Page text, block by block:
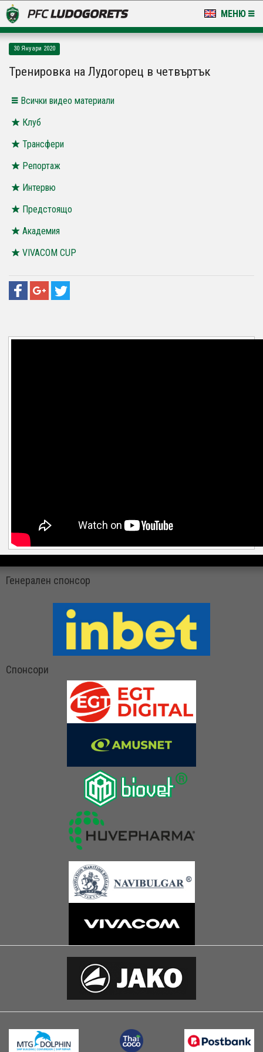
МЕНЮ
LUDOGORETS TV
СТАДИОН & БАЗИ
КЛУБ
ЗА ФЕНОВЕ
30 Януари 2020
Тренировка на Лудогорец в четвъртък
Всички видео материали
Клуб
Трансфери
Репортаж
Интервю
Предстоящо
Академия
VIVACOM CUP
Генерален спонсор
Спонсори